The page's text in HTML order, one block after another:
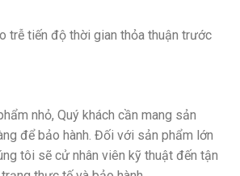
trễ tiến độ thời gian thỏa thuận trước
nhỏ, Quý khách cần mang sản
để bảo hành. Đối với sản phẩm lớn
tôi sẽ cử nhân viên kỹ thuật đến tận